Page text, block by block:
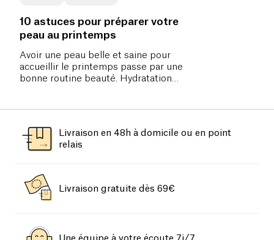
10 astuces pour préparer votre
peau au printemps
Avoir une peau belle et saine pour
accueillir le printemps passe par une
bonne routine beauté. Hydratation
Livraison en 48h à domicile ou en point
relais
Livraison gratuite dès 69€